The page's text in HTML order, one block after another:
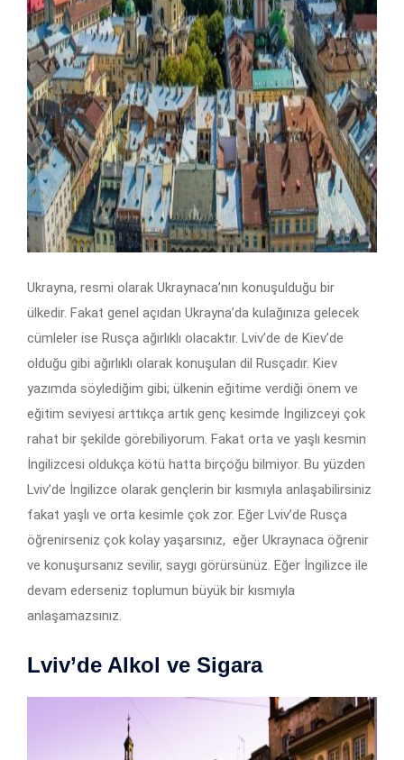
Ukrayna, resmi olarak Ukraynaca’nın konuşulduğu bir
ülkedir. Fakat genel açıdan Ukrayna’da kulağınıza gelecek
cümleler ise Rusça ağırlıklı olacaktır. Lviv’de de Kiev’de
olduğu gibi ağırlıklı olarak konuşulan dil Rusçadır. Kiev
yazımda söylediğim gibi; ülkenin eğitime verdiği önem ve
eğitim seviyesi arttıkça artık genç kesimde İngilizceyi çok
rahat bir şekilde görebiliyorum. Fakat orta ve yaşlı kesmin
İngilizcesi oldukça kötü hatta birçoğu bilmiyor. Bu yüzden
Lviv’de İngilizce olarak gençlerin bir kısmıyla anlaşabilirsiniz
fakat yaşlı ve orta kesimle çok zor. Eğer Lviv’de Rusça
öğrenirseniz çok kolay yaşarsınız, eğer Ukraynaca öğrenir
ve konuşursanız sevilir, saygı görürsünüz. Eğer İngilizce ile
devam ederseniz toplumun büyük bir kısmıyla
anlaşamazsınız.
Lviv’de Alkol ve Sigara